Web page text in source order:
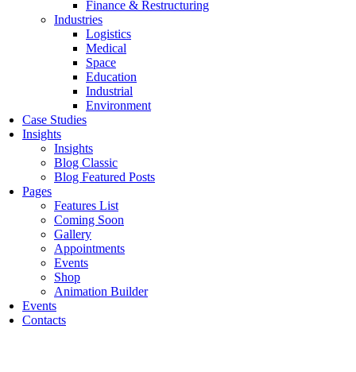
Finance & Restructuring
Industries
Logistics
Medical
Space
Education
Industrial
Environment
Case Studies
Insights
Insights
Blog Classic
Blog Featured Posts
Pages
Features List
Coming Soon
Gallery
Appointments
Events
Shop
Animation Builder
Events
Contacts